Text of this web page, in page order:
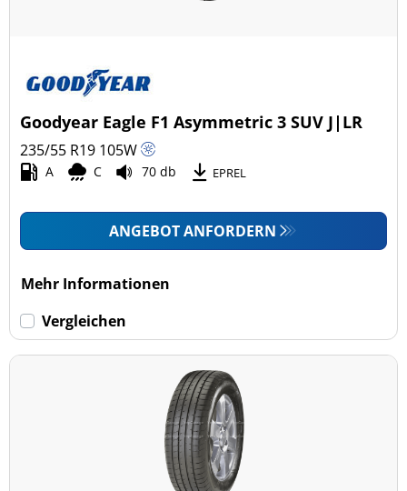
Goodyear Eagle F1 Asymmetric 3 SUV J|LR
235/55 R19 105W
A C 70 db EPREL
ANGEBOT ANFORDERN
Mehr Informationen
Vergleichen